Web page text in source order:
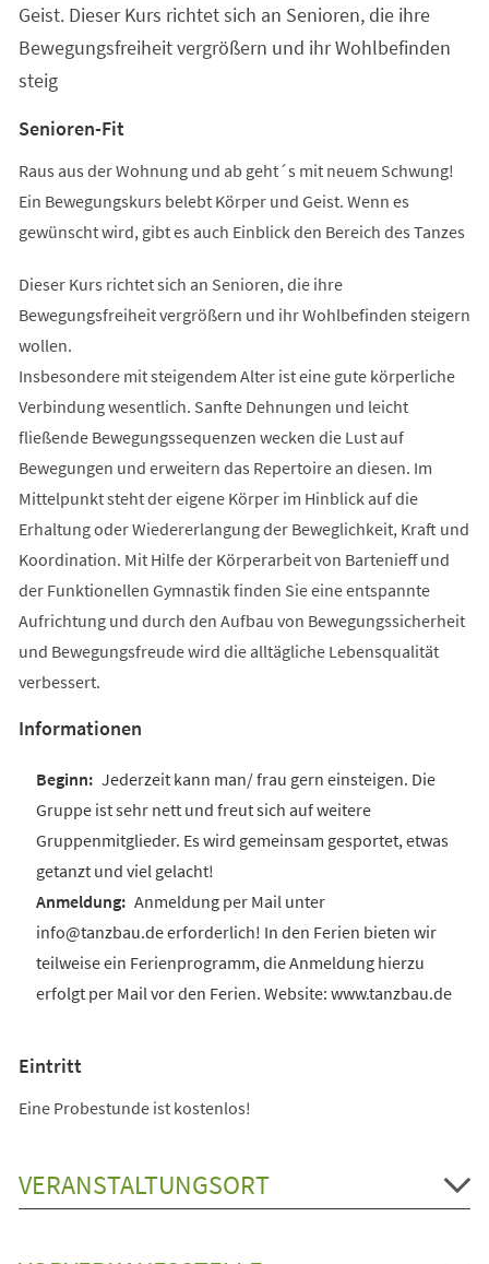
Geist. Dieser Kurs richtet sich an Senioren, die ihre
Bewegungsfreiheit vergrößern und ihr Wohlbefinden
steig
Senioren-Fit
Raus aus der Wohnung und ab geht´s mit neuem Schwung!
Ein Bewegungskurs belebt Körper und Geist. Wenn es
gewünscht wird, gibt es auch Einblick den Bereich des Tanzes
Dieser Kurs richtet sich an Senioren, die ihre
Bewegungsfreiheit vergrößern und ihr Wohlbefinden steigern
wollen.
Insbesondere mit steigendem Alter ist eine gute körperliche
Verbindung wesentlich. Sanfte Dehnungen und leicht
fließende Bewegungssequenzen wecken die Lust auf
Bewegungen und erweitern das Repertoire an diesen. Im
Mittelpunkt steht der eigene Körper im Hinblick auf die
Erhaltung oder Wiedererlangung der Beweglichkeit, Kraft und
Koordination. Mit Hilfe der Körperarbeit von Bartenieff und
der Funktionellen Gymnastik finden Sie eine entspannte
Aufrichtung und durch den Aufbau von Bewegungssicherheit
und Bewegungsfreude wird die alltägliche Lebensqualität
verbessert.
Informationen
Jederzeit kann man/ frau gern einsteigen. Die
Gruppe ist sehr nett und freut sich auf weitere
Gruppenmitglieder. Es wird gemeinsam gesportet, etwas
getanzt und viel gelacht!
Anmeldung per Mail unter
info@tanzbau.de erforderlich! In den Ferien bieten wir
teilweise ein Ferienprogramm, die Anmeldung hierzu
erfolgt per Mail vor den Ferien. Website: www.tanzbau.de
Eintritt
Eine Probestunde ist kostenlos!
VERANSTALTUNGSORT